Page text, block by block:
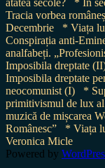
Tracia vorbea
Decembrie
* Viața
Conspirația anti-
analfabeți.
Imposibila dreptate
Imposibila dreptate
neocomunist (I)
*
primitivismul de lux
muzică de mișcarea
Românesc”
* Viața
Veronica Micle
Powered by